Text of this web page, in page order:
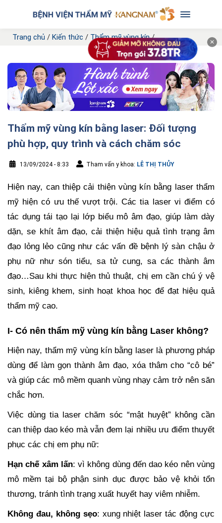
Trang chủ / Kiến thức / Thẩm mỹ vùng kín/
Thẩm mỹ vùng kín bằng laser: Đối tượng
phù hợp, quy trình và cách chăm sóc
13/09/2024 - 8:33 Tham vấn y khoa: LÊ THỊ THỦY
Hiện nay, can thiệp cải thiện vùng kín bằng laser thẩm
mỹ hiện có ưu thế vượt trội. Các tia laser vi điểm có
tác dụng tái tạo lại lớp biểu mô âm đạo, giúp làm dày
dặn, se khít âm đạo, cải thiện hiệu quả tình trạng âm
đạo lỏng lẻo cũng như các vấn đề bệnh lý sàn chậu ở
phụ nữ như són tiểu, sa tử cung, sa các thành âm
đạo…Sau khi thực hiện thủ thuật, chị em cần chú ý vệ
sinh, kiêng khem, sinh hoạt khoa học để đạt hiệu quả
thẩm mỹ cao.
I- Có nên thẩm mỹ vùng kín bằng Laser không?
Hiện nay, thẩm mỹ vùng kín bằng laser là phương pháp
dùng để làm gọn thành âm đạo, xóa thâm cho “cô bé”
và giúp các mô mềm quanh vùng nhạy cảm trở nên săn
chắc hơn.
Việc dùng tia laser chăm sóc “mật huyệt” không cần
can thiệp dao kéo mà vẫn đem lại nhiều ưu điểm thuyết
phục các chị em phụ nữ:
Hạn chế xâm lấn: vì không dùng đến dao kéo nên vùng
mô mềm tại bộ phận sinh dục được bảo vệ khỏi tổn
thương, tránh tình trạng xuất huyết hay viêm nhiễm.
Không đau, không sẹo: xung nhiệt laser tác động cực
✕